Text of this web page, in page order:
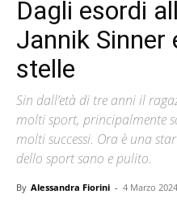
Dagli esordi
Jannik Sinner
stelle
Sin dall’età di tre anni il
molti sport, principalmente
molti successi. Ora è una
dello sport sano e pulito.
By Alessandra Fiorini - 4 Marzo 2024